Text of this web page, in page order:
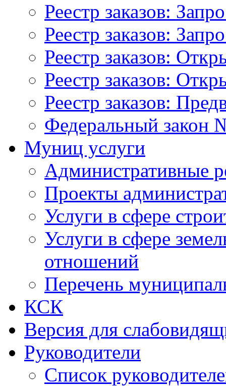
Реестр заказов:
Реестр заказов:
Реестр заказов:
Реестр заказов:
Реестр заказов:
Федеральный закон
Муниц услуги
Административные
Проекты
Услуги в сфере
Услуги в сфере
отношений
Перечень
КСК
Версия для
Руководители
Список